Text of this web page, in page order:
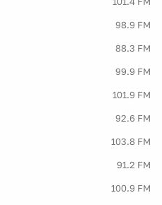
98.9 FM
88.3 FM
99.9 FM
101.9 FM
92.6 FM
103.8 FM
91.2 FM
100.9 FM